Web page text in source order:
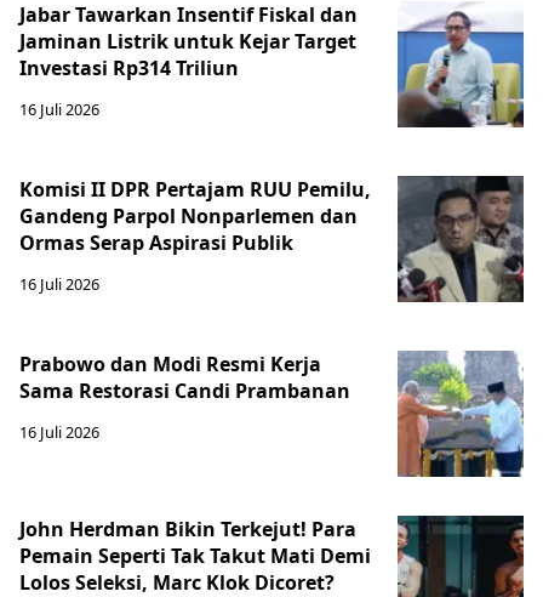
Jabar Tawarkan Insentif Fiskal dan
Jaminan Listrik untuk Kejar Target
Investasi Rp314 Triliun
16 Juli 2026
Komisi II DPR Pertajam RUU Pemilu,
Gandeng Parpol Nonparlemen dan
Ormas Serap Aspirasi Publik
16 Juli 2026
Prabowo dan Modi Resmi Kerja
Sama Restorasi Candi Prambanan
16 Juli 2026
John Herdman Bikin Terkejut! Para
Pemain Seperti Tak Takut Mati Demi
Lolos Seleksi, Marc Klok Dicoret?